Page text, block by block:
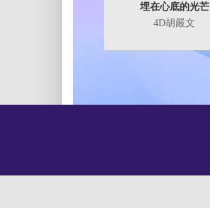
埋在心底的光芒
4D胡嚴文